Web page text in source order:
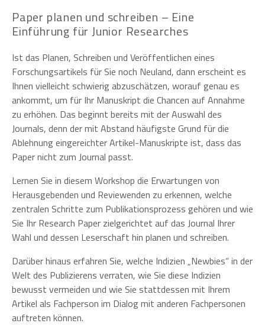
Paper planen und schreiben – Eine
Einführung für Junior Researches
Ist das Planen, Schreiben und Veröffentlichen eines
Forschungsartikels für Sie noch Neuland, dann erscheint es
Ihnen vielleicht schwierig abzuschätzen, worauf genau es
ankommt, um für Ihr Manuskript die Chancen auf Annahme
zu erhöhen. Das beginnt bereits mit der Auswahl des
Journals, denn der mit Abstand häufigste Grund für die
Ablehnung eingereichter Artikel-Manuskripte ist, dass das
Paper nicht zum Journal passt.
Lernen Sie in diesem Workshop die Erwartungen von
Herausgebenden und Reviewenden zu erkennen, welche
zentralen Schritte zum Publikationsprozess gehören und wie
Sie Ihr Research Paper zielgerichtet auf das Journal Ihrer
Wahl und dessen Leserschaft hin planen und schreiben.
Darüber hinaus erfahren Sie, welche Indizien „Newbies“ in der
Welt des Publizierens verraten, wie Sie diese Indizien
bewusst vermeiden und wie Sie stattdessen mit Ihrem
Artikel als Fachperson im Dialog mit anderen Fachpersonen
auftreten können.